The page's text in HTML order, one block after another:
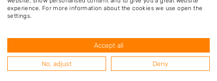
Ossenwaard
Tull en Het Waal
Everdingen
experience. For more information about the cookies we use open the
settings.
Accept all
No, adjust Deny